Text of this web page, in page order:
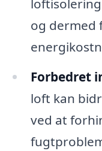
og dermed
Forbedret
loft kan
ved at